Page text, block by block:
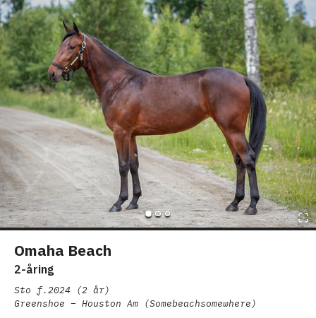
Omaha Beach
2-åring
Sto f.2024 (2 år)
Greenshoe – Houston Am (Somebeachsomewhere)